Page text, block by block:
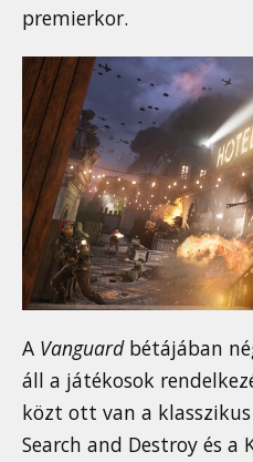
premierkor.
A Vanguardbétájában
áll a játékosok
közt ott van a
Search and Destroy és a